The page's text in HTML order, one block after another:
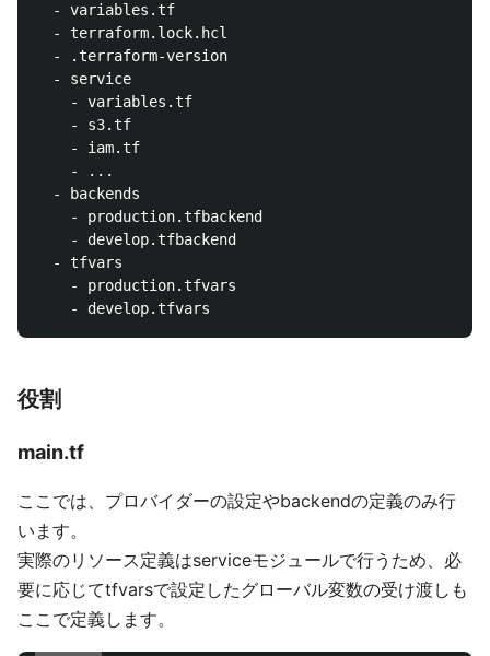
  - variables.tf
  - terraform.lock.hcl
  - .terraform-version
  - service
    - variables.tf
    - s3.tf
    - iam.tf
    - ...
  - backends
    - production.tfbackend
    - develop.tfbackend
  - tfvars
    - production.tfvars
役割
main.tf
ここでは、プロバイダーの設定やbackendの定義のみ行
います。
実際のリソース定義はserviceモジュールで行うため、必
要に応じてtfvarsで設定したグローバル変数の受け渡しも
ここで定義します。